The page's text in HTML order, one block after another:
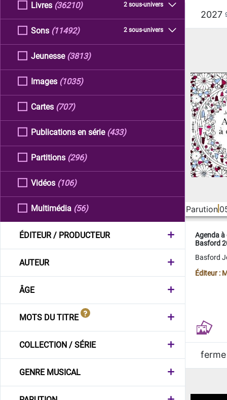
Livres 2 sous-univers
(36210)
Sons 2 sous-univers
(11492)
Jeunesse (3813)
Images (1035)
Cartes (707)
Publications en série (433)
Partitions (296)
Vidéos (106)
Multimédia (56)
ÉDITEUR / PRODUCTEUR
AUTEUR
ÂGE
MOTS DU TITRE
COLLECTION / SÉRIE
GENRE MUSICAL
2027
Parution
Agenda
Basford
Basford
Éditeur :
ferme